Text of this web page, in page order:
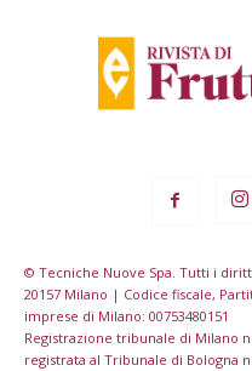
© Tecniche Nuove Spa. Tutti i
20157 Milano | Codice fiscale,
imprese di Milano: 00753480151
Registrazione tribunale di Milano
registrata al Tribunale di Bologna